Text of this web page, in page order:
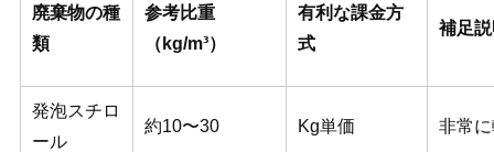
廃棄物の種
類
参考比重
（kg/m³）
有利な課金方
式
補足
発泡スチロ
ール
約10〜30 Kg単価 非常